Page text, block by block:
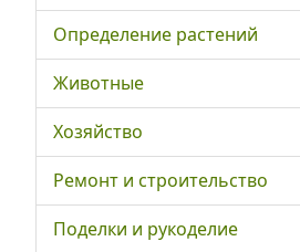
Определение растений
Животные
Хозяйство
Ремонт и строительство
Поделки и рукоделие